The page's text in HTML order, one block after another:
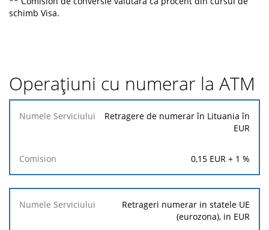
schimb Visa.
Operațiuni cu numerar la ATM
Numele
Comision
Retragere de numerar în Lituania în
EUR
0,15 EUR + 1 %
Retrageri numerar in statele UE
(eurozona), in EUR